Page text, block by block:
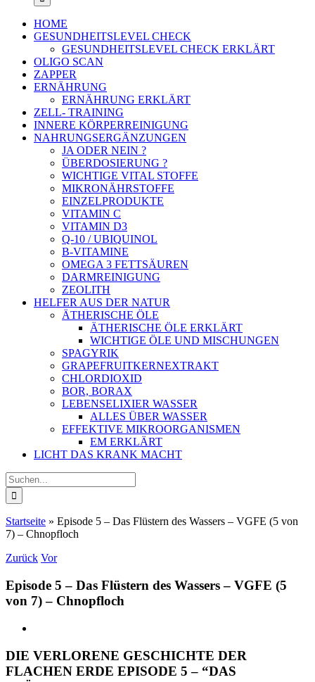
HOME
GESUNDHEITSLEVEL CHECK
GESUNDHEITSLEVEL CHECK ERKLÄRT
OLIGO SCAN
ZAPPER
ERNÄHRUNG
ERNÄHRUNG ERKLÄRT
ZELL- TRAINING
INNERE KÖRPERREINIGUNG
NAHRUNGSERGÄNZUNGEN
JA ODER NEIN ?
ÜBERDOSIERUNG ?
WICHTIGE VITAL STOFFE
MIKRONÄHRSTOFFE
EINZELPRODUKTE
VITAMIN C
VITAMIN D3
Q-10 / UBIQUINOL
B-VITAMINE
OMEGA 3 FETTSÄUREN
DARMREINIGUNG
ZEOLITH
HELFER AUS DER NATUR
ÄTHERISCHE ÖLE
ÄTHERISCHE ÖLE ERKLÄRT
WICHTIGE ÖLE UND MISCHUNGEN
SPAGYRIK
GRAPEFRUITKERNEXTRAKT
CHLORDIOXID
BOR, BORAX
LEBENSELIXIER WASSER
ALLES ÜBER WASSER
EFFEKTIVE MIKROORGANISMEN
EM ERKLÄRT
LICHT DAS KRANK MACHT
Suche
nach:
Startseite » Episode 5 – Das Flüstern des Wassers – VGFE (5 von
7) – Chnopfloch
Zurück Vor
Episode 5 – Das Flüstern des Wassers – VGFE (5
von 7) – Chnopfloch
DIE VERLORENE GESCHICHTE DER
FLACHEN ERDE EPISODE 5 – “DAS